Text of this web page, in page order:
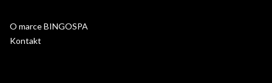
O marce BINGOSPA
Kontakt